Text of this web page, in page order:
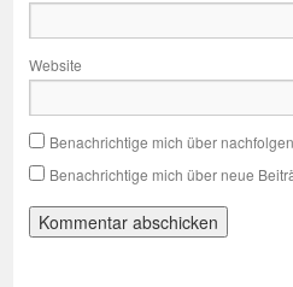
Website
Benachrichtige mich über
Benachrichtige mich über neue